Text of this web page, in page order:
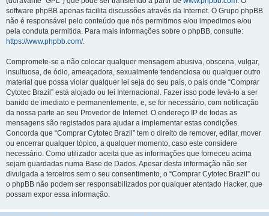
software phpBB apenas facilita discussões através da Internet. O Grupo phpBB
não é responsável pelo conteúdo que nós permitimos e/ou impedimos e/ou
pela conduta permitida. Para mais informações sobre o phpBB, consulte:
https://www.phpbb.com/.
Compromete-se a não colocar qualquer mensagem abusiva, obscena, vulgar,
insultuosa, de ódio, ameaçadora, sexualmente tendenciosa ou qualquer outro
material que possa violar qualquer lei seja do seu país, o país onde “Comprar
Cytotec Brazil” está alojado ou lei Internacional. Fazer isso pode levá-lo a ser
banido de imediato e permanentemente, e, se for necessário, com notificação
da nossa parte ao seu Provedor de Internet. O endereço IP de todas as
mensagens são registados para ajudar a implementar estas condições.
Concorda que “Comprar Cytotec Brazil” tem o direito de remover, editar, mover
ou encerrar qualquer tópico, a qualquer momento, caso este considere
necessário. Como utilizador aceita que as informações que forneceu acima
sejam guardadas numa Base de Dados. Apesar desta informação não ser
divulgada a terceiros sem o seu consentimento, o “Comprar Cytotec Brazil” ou
o phpBB não podem ser responsabilizados por qualquer atentado Hacker, que
possam expor essa informação.